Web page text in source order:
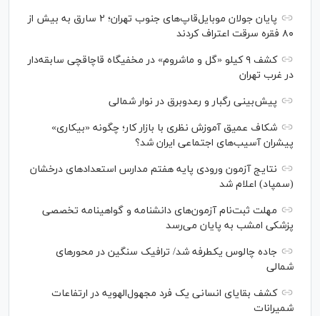
پایان جولان موبایل‌قاپ‌های جنوب تهران؛ ۲ سارق به بیش از
۸۰ فقره سرقت اعتراف کردند
کشف ۹ کیلو «گل و ماشروم» در مخفیگاه قاچاقچی سابقه‌دار
در غرب تهران
پیش‌بینی رگبار و رعدوبرق در نوار شمالی
شکاف عمیق آموزش نظری با بازار کار؛ چگونه «بیکاری»
پیشران آسیب‌های اجتماعی ایران شد؟
نتایج آزمون ورودی پایه هفتم مدارس استعدادهای درخشان
(سمپاد) اعلام شد
مهلت ثبت‌نام آزمون‌های دانشنامه و گواهینامه تخصصی
پزشکی امشب به پایان می‌رسد
جاده چالوس یکطرفه شد/ ترافیک سنگین در محورهای
شمالی
کشف بقایای انسانی یک فرد مجهول‌الهویه در ارتفاعات
شمیرانات